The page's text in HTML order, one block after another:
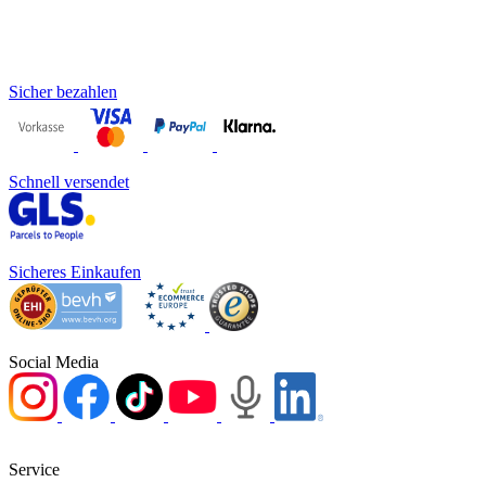
Sicher bezahlen
Schnell versendet
Sicheres Einkaufen
Social Media
Service